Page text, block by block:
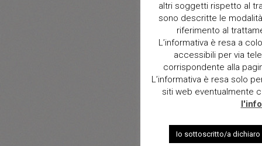
altri soggetti rispetto al
sono descritte le
riferimento al
L’informativa è resa a
accessibili per via
corrispondente alla
L’informativa è resa solo
siti web eventualmente
Io sottoscritto/a dichiaro